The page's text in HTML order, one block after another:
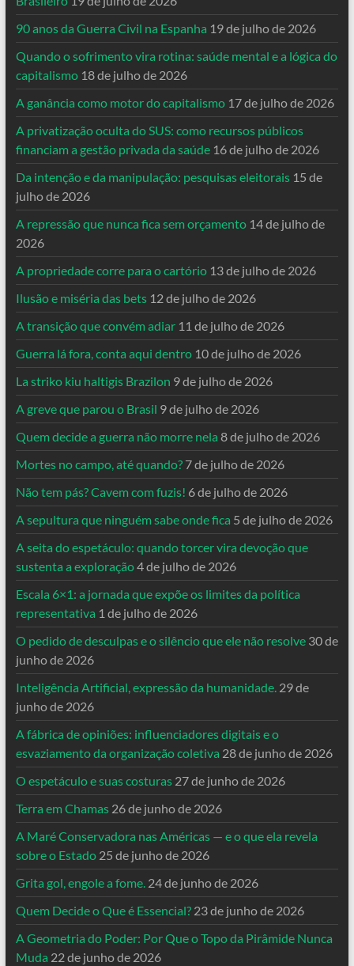
90 anos da Guerra Civil na Espanha 19 de julho de 2026
Quando o sofrimento vira rotina: saúde mental e a lógica do
capitalismo 18 de julho de 2026
A ganância como motor do capitalismo 17 de julho de 2026
A privatização oculta do SUS: como recursos públicos
financiam a gestão privada da saúde 16 de julho de 2026
Da intenção e da manipulação: pesquisas eleitorais 15 de
julho de 2026
A repressão que nunca fica sem orçamento 14 de julho de
2026
A propriedade corre para o cartório 13 de julho de 2026
Ilusão e miséria das bets 12 de julho de 2026
A transição que convém adiar 11 de julho de 2026
Guerra lá fora, conta aqui dentro 10 de julho de 2026
La striko kiu haltigis Brazilon 9 de julho de 2026
A greve que parou o Brasil 9 de julho de 2026
Quem decide a guerra não morre nela 8 de julho de 2026
Mortes no campo, até quando? 7 de julho de 2026
Não tem pás? Cavem com fuzis! 6 de julho de 2026
A sepultura que ninguém sabe onde fica 5 de julho de 2026
A seita do espetáculo: quando torcer vira devoção que
sustenta a exploração4 de julho de 2026
Escala 6×1: a jornada que expõe os limites da política
representativa 1 de julho de 2026
O pedido de desculpas e o silêncio que ele não resolve 30 de
junho de 2026
Inteligência Artificial, expressão da humanidade. 29 de
junho de 2026
A fábrica de opiniões: influenciadores digitais e o
esvaziamento da organização coletiva 28 de junho de 2026
O espetáculo e suas costuras 27 de junho de 2026
Terra em Chamas 26 de junho de 2026
A Maré Conservadora nas Américas — e o que ela revela
sobre o Estado 25 de junho de 2026
Grita gol, engole a fome. 24 de junho de 2026
Quem Decide o Que é Essencial? 23 de junho de 2026
A Geometria do Poder: Por Que o Topo da Pirâmide Nunca
Muda 22 de junho de 2026